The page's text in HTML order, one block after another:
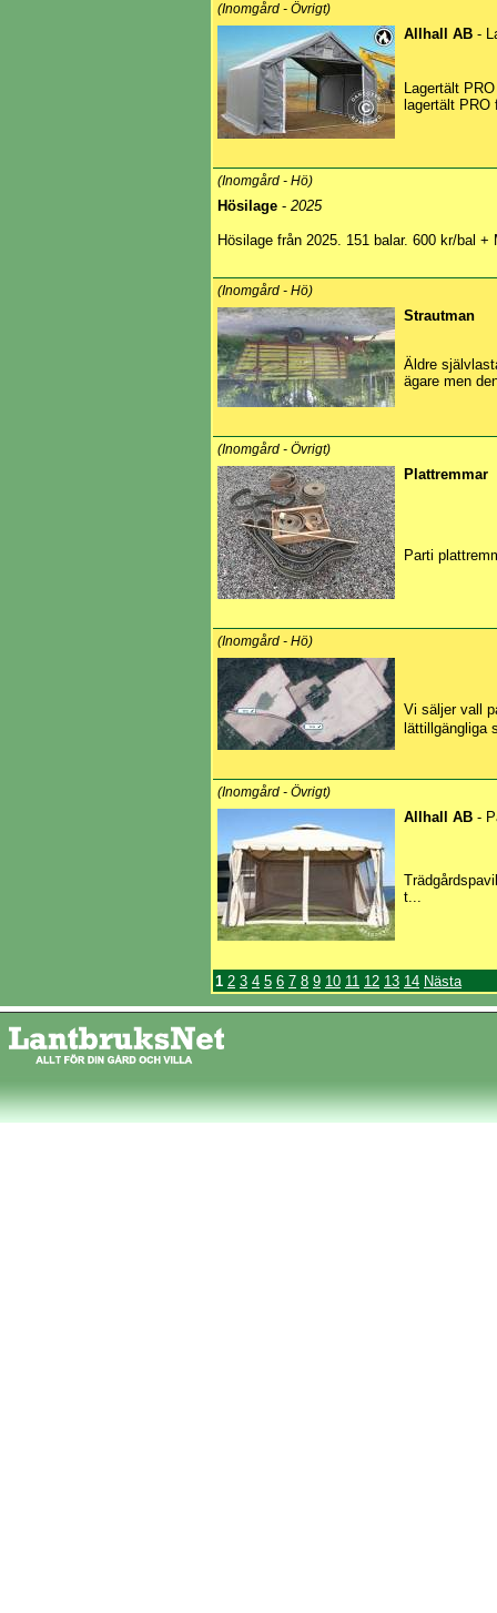
(Inomgård - Övrigt)
Allhall AB -
Lagertält
lagertält PRO
(Inomgård - Hö)
Hösilage - 2025
Hösilage från 2025. 151 balar. 600 kr/bal
(Inomgård - Hö)
Strautman
Äldre
ägare men
(Inomgård - Övrigt)
Plattremmar
Parti
(Inomgård - Hö)
Vi säljer vall
(Inomgård - Övrigt)
Allhall AB -
t...
1 2 3 4 5 6 7 8 9 10 11 12 13 14 Nästa